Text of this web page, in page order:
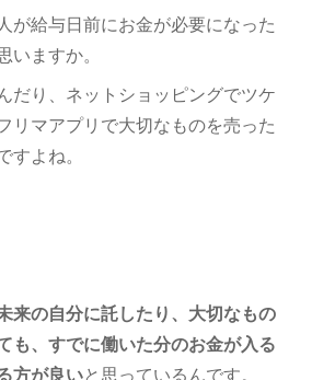
給与日前にお金が必要になった
いますか。
だり、ネットショッピングでツケ
リマアプリで大切なものを売った
すよね。
来の自分に託したり、大切なもの
も、すでに働いた分のお金が入る
方が良いと思っているんです。